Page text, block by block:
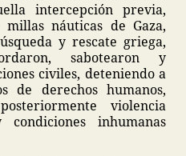
intercepción previa,
náuticas de Gaza,
y rescate griega,
sabotearon y
civiles, deteniendo a
de derechos humanos,
violencia
inhumanas